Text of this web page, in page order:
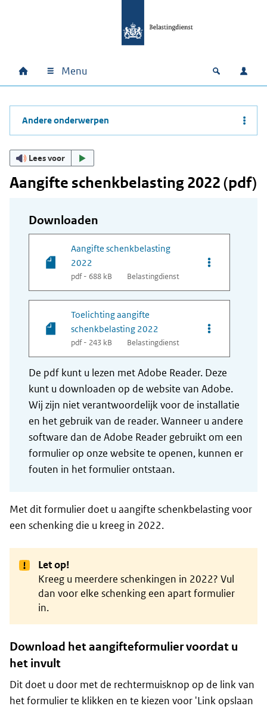
Hoofdnavigatie
Home Menu Open
Andere onderwerpen
Lees voor
Aangifte schenkbelasting 2022 (pdf)
Downloaden
Aangifte schenkbelasting
2022
pdf - 688 kB Belastingdienst
Opties van
Toelichting aangifte
schenkbelasting 2022
pdf - 243 kB Belastingdienst
Opties van
De pdf kunt u lezen met Adobe Reader. Deze
kunt u downloaden op de website van Adobe.
Wij zijn niet verantwoordelijk voor de installatie
en het gebruik van de reader. Wanneer u andere
software dan de Adobe Reader gebruikt om een
formulier op onze website te openen, kunnen er
fouten in het formulier ontstaan.
Met dit formulier doet u aangifte schenkbelasting voor
een schenking die u kreeg in 2022.
Let op!
Kreeg u meerdere schenkingen in 2022? Vul
dan voor elke schenking een apart formulier
in.
Download het aangifteformulier voordat u
het invult
Dit doet u door met de rechtermuisknop op de link van
het formulier te klikken en te kiezen voor 'Link opslaan